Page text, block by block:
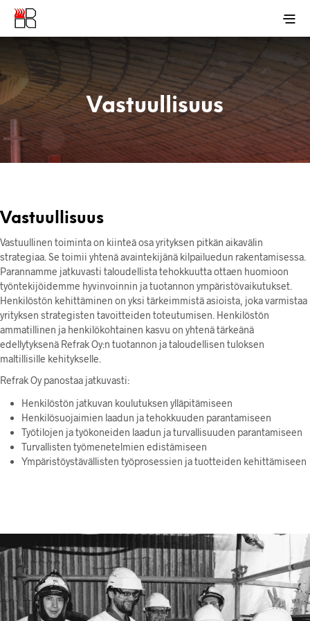
Vastuullisuus
Vastuullisuus
Vastuullinen toiminta on kiinteä osa yrityksen pitkän aikavälin
strategiaa. Se toimii yhtenä avaintekijänä kilpailuedun rakentamisessa.
Parannamme jatkuvasti taloudellista tehokkuutta ottaen huomioon
työntekijöidemme hyvinvoinnin ja tuotannon ympäristövaikutukset.
Henkilöstön kehittäminen on yksi tärkeimmistä asioista, joka varmistaa
yrityksen strategisten tavoitteiden toteutumisen. Henkilöstön
ammatillinen ja henkilökohtainen kasvu on yhtenä tärkeänä
edellytyksenä Refrak Oy:n tuotannon ja taloudellisen tuloksen
maltillisille kehitykselle.
Refrak Oy panostaa jatkuvasti:
Henkilöstön jatkuvan koulutuksen ylläpitämiseen
Henkilösuojaimien laadun ja tehokkuuden parantamiseen
Työtilojen ja työkoneiden laadun ja turvallisuuden parantamiseen
Turvallisten työmenetelmien edistämiseen
Ympäristöystävällisten työprosessien ja tuotteiden kehittämiseen